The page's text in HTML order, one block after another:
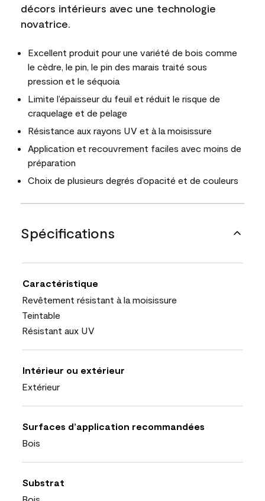
décors intérieurs avec une technologie
novatrice.
Excellent produit pour une variété de bois comme
le cèdre, le pin, le pin des marais traité sous
pression et le séquoia
Limite l’épaisseur du feuil et réduit le risque de
craquelage et de pelage
Résistance aux rayons UV et à la moisissure
Application et recouvrement faciles avec moins de
préparation
Choix de plusieurs degrés d’opacité et de couleurs
Spécifications
Caractéristique
Revêtement résistant à la moisissure
Teintable
Résistant aux UV
Intérieur ou extérieur
Extérieur
Surfaces d’application recommandées
Bois
Substrat
Bois